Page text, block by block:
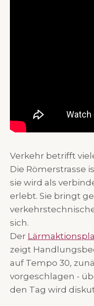
Verkehr betrifft
Die Römerstrasse
sie wird als
erlebt. Sie bringt
sich.
Der
zeigt
auf Tempo 30,
vorgeschlagen -
den Tag wird